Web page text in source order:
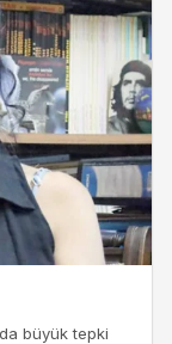
büyük tepki